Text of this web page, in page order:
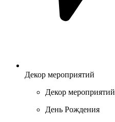
Декор мероприятий
Декор мероприятий
День Рождения